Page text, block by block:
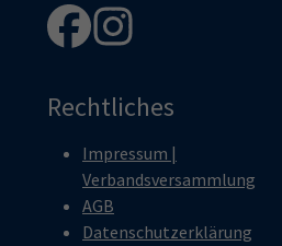
Rechtliches
Impressum |
Verbandsversammlung
AGB
Datenschutzerklärung